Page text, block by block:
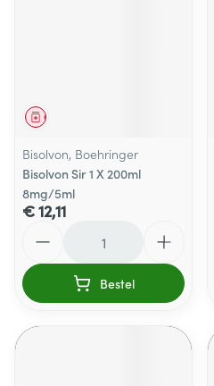
Geneesmiddel
Bisolvon, Boehringer
Bisolvon Sir 1 X 200ml
8mg/5ml
€ 12,11
Bestel